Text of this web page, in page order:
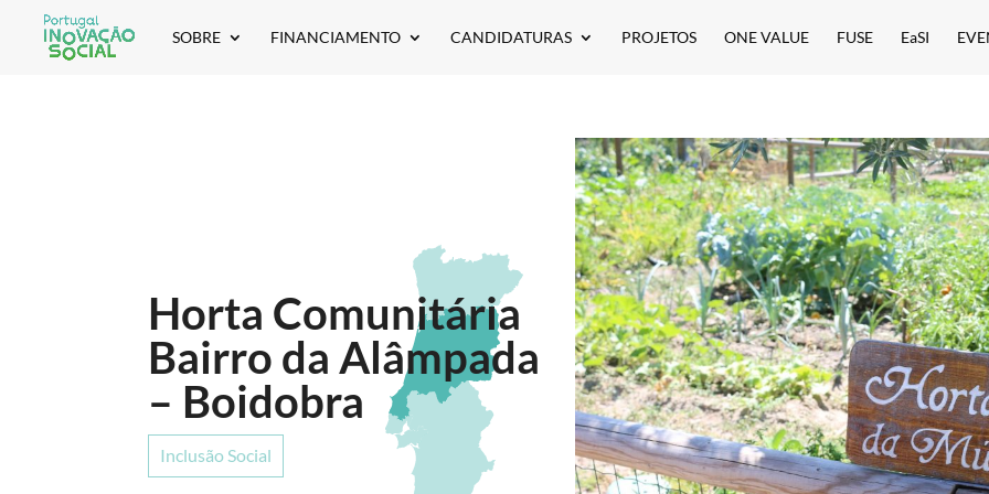
SOBRE FINANCIAMENTO CANDIDATURAS PROJETOS ONE VALUE FUSE EaSI
Horta Comunitária
Bairro da Alâmpada
– Boidobra
Inclusão Social